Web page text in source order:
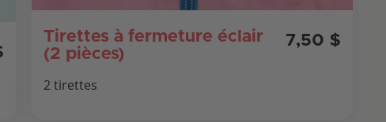
Tirettes à fermeture éclair
(2 pièces)
7,50 $
2 tirettes